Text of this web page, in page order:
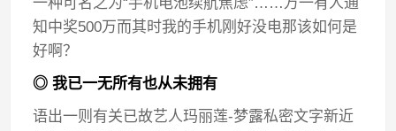
知中奖500万而其时我的手机刚好没电那该如何是
好啊？
◎ 我已一无所有也从未拥有
语出一则有关已故艺人玛丽莲-梦露私密文字新近